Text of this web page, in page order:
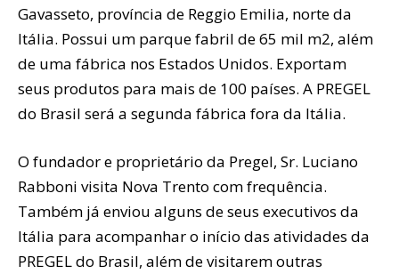
Gavasseto, província de Reggio Emilia, norte da
Itália. Possui um parque fabril de 65 mil m2, além
de uma fábrica nos Estados Unidos. Exportam
seus produtos para mais de 100 países. A PREGEL
do Brasil será a segunda fábrica fora da Itália.
O fundador e proprietário da Pregel, Sr. Luciano
Rabboni visita Nova Trento com frequência.
Também já enviou alguns de seus executivos da
Itália para acompanhar o início das atividades da
PREGEL do Brasil, além de visitarem outras